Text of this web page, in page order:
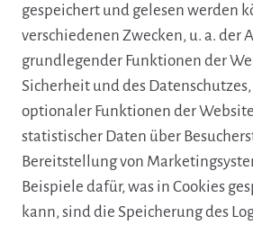
gespeichert und gelesen werden
verschiedenen Zwecken, u. a. der
grundlegender Funktionen der
Sicherheit und des
optionaler Funktionen der
statistischer Daten über
Bereitstellung von
Beispiele dafür, was in Cookies
kann, sind die Speicherung des